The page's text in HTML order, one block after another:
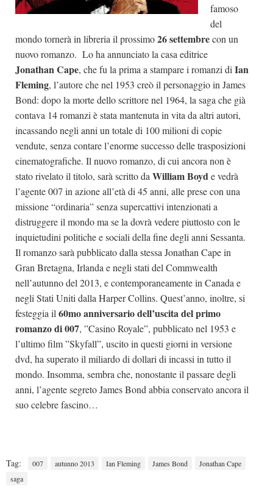
Case editrici
Giallo Stresa
Premio Chiara
Tabù Festival 2014
A Tutto Volume
Salone di Torino
Marketing
famoso
del
mondo tornerà in libreria il prossimo26 settembrecon un
nuovo romanzo. Lo ha annunciato la casa editrice
Jonathan Cape, che fu la prima a stampare i romanzi di Ian
Fleming, l’autore che nel 1953 creò il personaggio in James
Bond: dopo la morte dello scrittore nel 1964, la saga che già
contava 14 romanzi è stata mantenuta in vita da altri autori,
incassando negli anni un totale di 100 milioni di copie
vendute, senza contare l’enorme successo delle trasposizioni
cinematografiche. Il nuovo romanzo, di cui ancora non è
stato rivelato il titolo, sarà scritto da William Boyde vedrà
l’agente 007 in azione all’età di 45 anni, alle prese con una
missione “ordinaria” senza supercattivi intenzionati a
distruggere il mondo ma se la dovrà vedere piuttosto con le
inquietudini politiche e sociali della fine degli anni Sessanta.
Il romanzo sarà pubblicato dalla stessa Jonathan Cape in
Gran Bretagna, Irlanda e negli stati del Commwealth
nell’autunno del 2013, e contemporaneamente in Canada e
negli Stati Uniti dalla Harper Collins. Quest’anno, inoltre, si
festeggia il 60mo anniversario dell’uscita del primo
romanzo di 007, ”Casino Royale”, pubblicato nel 1953 e
l’ultimo film ”Skyfall”, uscito in questi giorni in versione
dvd, ha superato il miliardo di dollari di incassi in tutto il
mondo. Insomma, sembra che, nonostante il passare degli
anni, l’agente segreto James Bond abbia conservato ancora il
suo celebre fascino…
Tag: 007 autunno 2013 Ian Fleming James Bond
Jonathan Cape
saga